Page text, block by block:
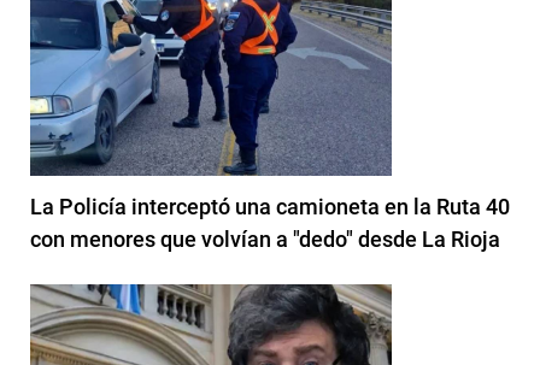
La Policía interceptó una camioneta en la Ruta 40
con menores que volvían a "dedo" desde La Rioja